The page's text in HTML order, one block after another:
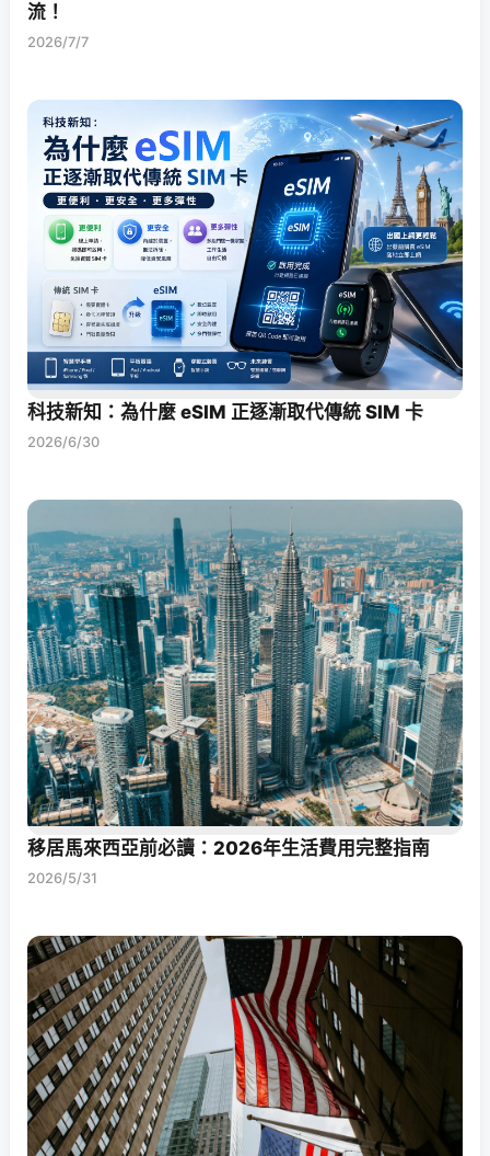
流！
2026/7/7
科技新知：為什麼 eSIM 正逐漸取代傳統 SIM 卡
2026/6/30
移居馬來西亞前必讀：2026年生活費用完整指南
2026/5/31